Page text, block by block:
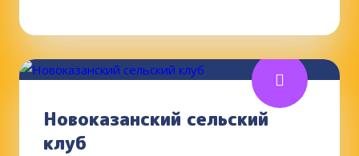
Новоказанский сельский
клуб